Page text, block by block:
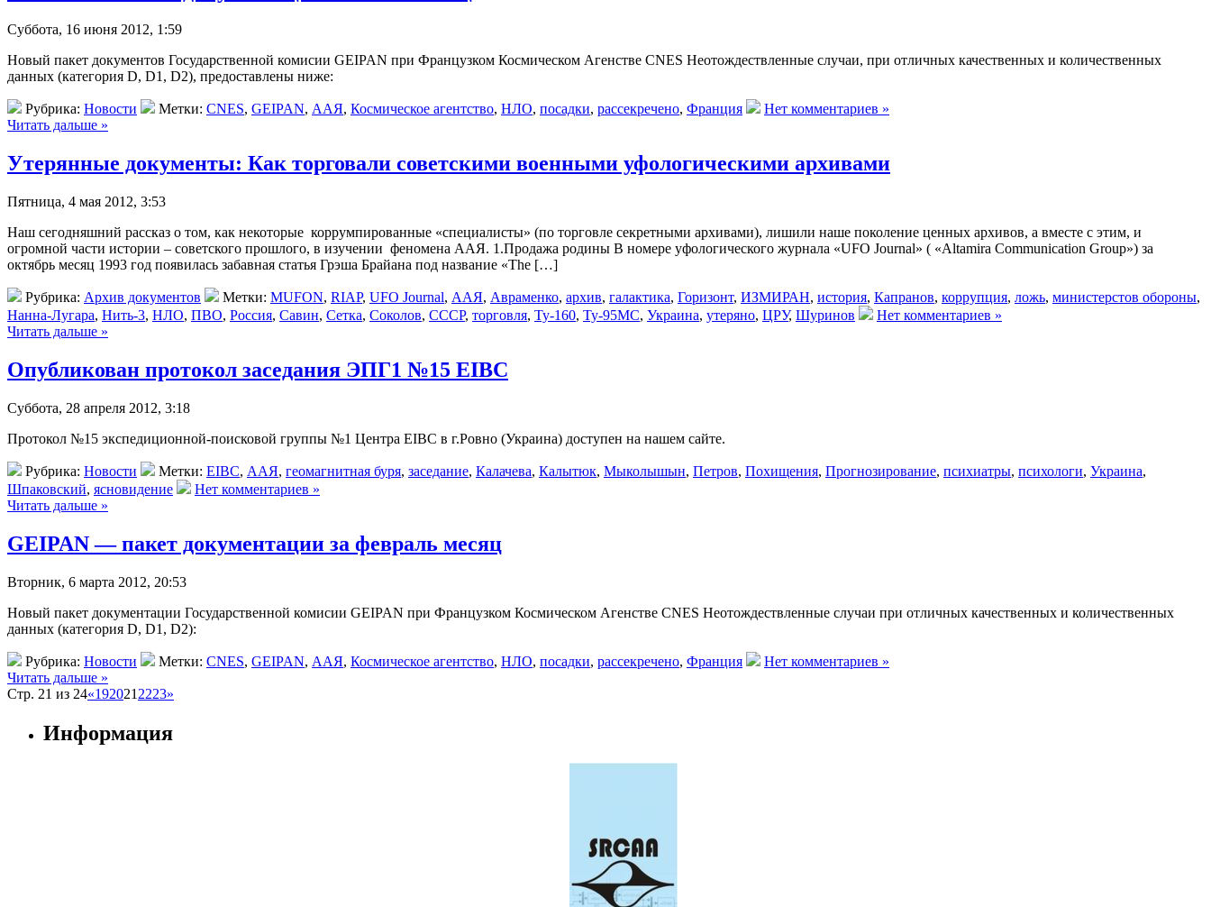
Суббота, 16 июня 2012, 1:59
Новый пакет документов Государственной комисии GEIPAN при Французком Космическом Агенстве CNES Неотождествленные случаи, при отличных качественных и количественных
данных (категория D, D1, D2), предоставлены ниже:
Рубрика: Новости Метки: CNES, GEIPAN, ААЯ, Космическое агентство, НЛО, посадки, рассекречено, Франция
Нет комментариев »
Читать дальше »
Утерянные документы: Как торговали советскими военными уфологическими архивами
Пятница, 4 мая 2012, 3:53
Наш сегодняшний рассказ о том, как некоторые коррумпированные «специалисты» (по торговле секретными архивами), лишили наше поколение ценных архивов, а вместе с этим, и
огромной части истории – советского прошлого, в изучении феномена ААЯ. 1.Продажа родины В номере уфологического журнала «UFO Journal» ( «Altamira Communication Group») за
октябрь месяц 1993 год появилась забавная статья Грэша Брайана под название «The […]
Рубрика: Архив документов Метки: MUFON, RIAP, UFO Journal, ААЯ, Авраменко, архив, галактика, Горизонт, ИЗМИРАН, история, Капранов, коррупция, ложь, министерстов обороны,
Нанна-Лугара, Нить-3, НЛО, ПВО, Россия, Савин, Сетка, Соколов, СССР, торговля, Ту-160, Ту-95МС, Украина, утеряно, ЦРУ, Шуринов
Нет комментариев »
Читать дальше »
Опубликован протокол заседания ЭПГ1 №15 EIBC
Суббота, 28 апреля 2012, 3:18
Протокол №15 экспедиционной-поисковой группы №1 Центра EIBC в г.Ровно (Украина) доступен на нашем сайте.
Рубрика: Новости Метки: EIBC, ААЯ, геомагнитная буря, заседание, Калачева, Калытюк, Мыколышын, Петров, Похищения, Прогнозирование, психиатры, психологи, Украина,
Шпаковский, ясновидение
Нет комментариев »
Читать дальше »
GEIPAN — пакет документации за февраль месяц
Вторник, 6 марта 2012, 20:53
Новый пакет документации Государственной комисии GEIPAN при Французком Космическом Агенстве CNES Неотождествленные случаи при отличных качественных и количественных
данных (категория D, D1, D2):
Рубрика: Новости Метки: CNES, GEIPAN, ААЯ, Космическое агентство, НЛО, посадки, рассекречено, Франция
Нет комментариев »
Читать дальше »
Стр. 21 из 24«192021 2223»
Информация